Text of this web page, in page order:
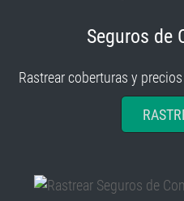
Seguros de
Rastrear coberturas y